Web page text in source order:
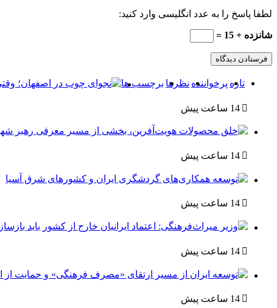
لطفا پاسخ را به عدد انگلیسی وارد کنید:
شانزده + 15 =
تازه پرخواننده نظرها برچسب ها
14 ساعت پیش
14 ساعت پیش
14 ساعت پیش
14 ساعت پیش
14 ساعت پیش